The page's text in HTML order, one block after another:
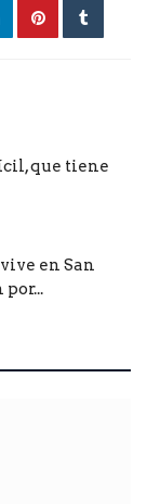
que tiene
en San